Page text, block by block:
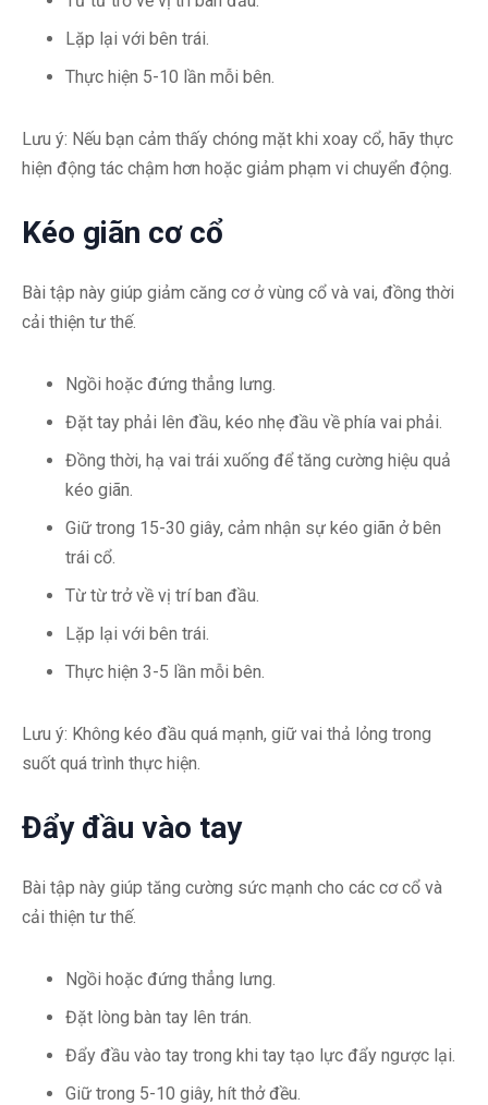
Lặp lại với bên trái.
Thực hiện 5-10 lần mỗi bên.
Lưu ý: Nếu bạn cảm thấy chóng mặt khi xoay cổ, hãy thực
hiện động tác chậm hơn hoặc giảm phạm vi chuyển động.
Kéo giãn cơ cổ
Bài tập này giúp giảm căng cơ ở vùng cổ và vai, đồng thời
cải thiện tư thế.
Ngồi hoặc đứng thẳng lưng.
Đặt tay phải lên đầu, kéo nhẹ đầu về phía vai phải.
Đồng thời, hạ vai trái xuống để tăng cường hiệu quả
kéo giãn.
Giữ trong 15-30 giây, cảm nhận sự kéo giãn ở bên
trái cổ.
Từ từ trở về vị trí ban đầu.
Lặp lại với bên trái.
Thực hiện 3-5 lần mỗi bên.
Lưu ý: Không kéo đầu quá mạnh, giữ vai thả lỏng trong
suốt quá trình thực hiện.
Đẩy đầu vào tay
Bài tập này giúp tăng cường sức mạnh cho các cơ cổ và
cải thiện tư thế.
Ngồi hoặc đứng thẳng lưng.
Đặt lòng bàn tay lên trán.
Đẩy đầu vào tay trong khi tay tạo lực đẩy ngược lại.
Giữ trong 5-10 giây, hít thở đều.